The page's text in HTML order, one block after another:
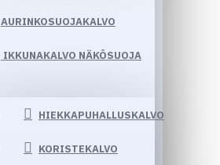
AURINKOSUOJAKALVO
IKKUNAKALVO NÄKÖSUOJA
HIEKKAPUHALLUSKALVO
KORISTEKALVO